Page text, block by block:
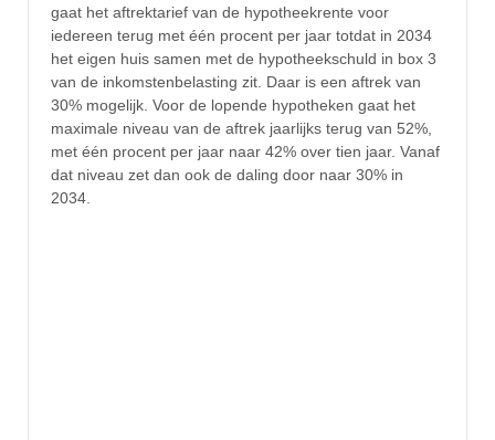
gaat het aftrektarief van de hypotheekrente voor
iedereen terug met één procent per jaar totdat in 2034
het eigen huis samen met de hypotheekschuld in box 3
van de inkomstenbelasting zit. Daar is een aftrek van
30% mogelijk. Voor de lopende hypotheken gaat het
maximale niveau van de aftrek jaarlijks terug van 52%,
met één procent per jaar naar 42% over tien jaar. Vanaf
dat niveau zet dan ook de daling door naar 30% in
2034.